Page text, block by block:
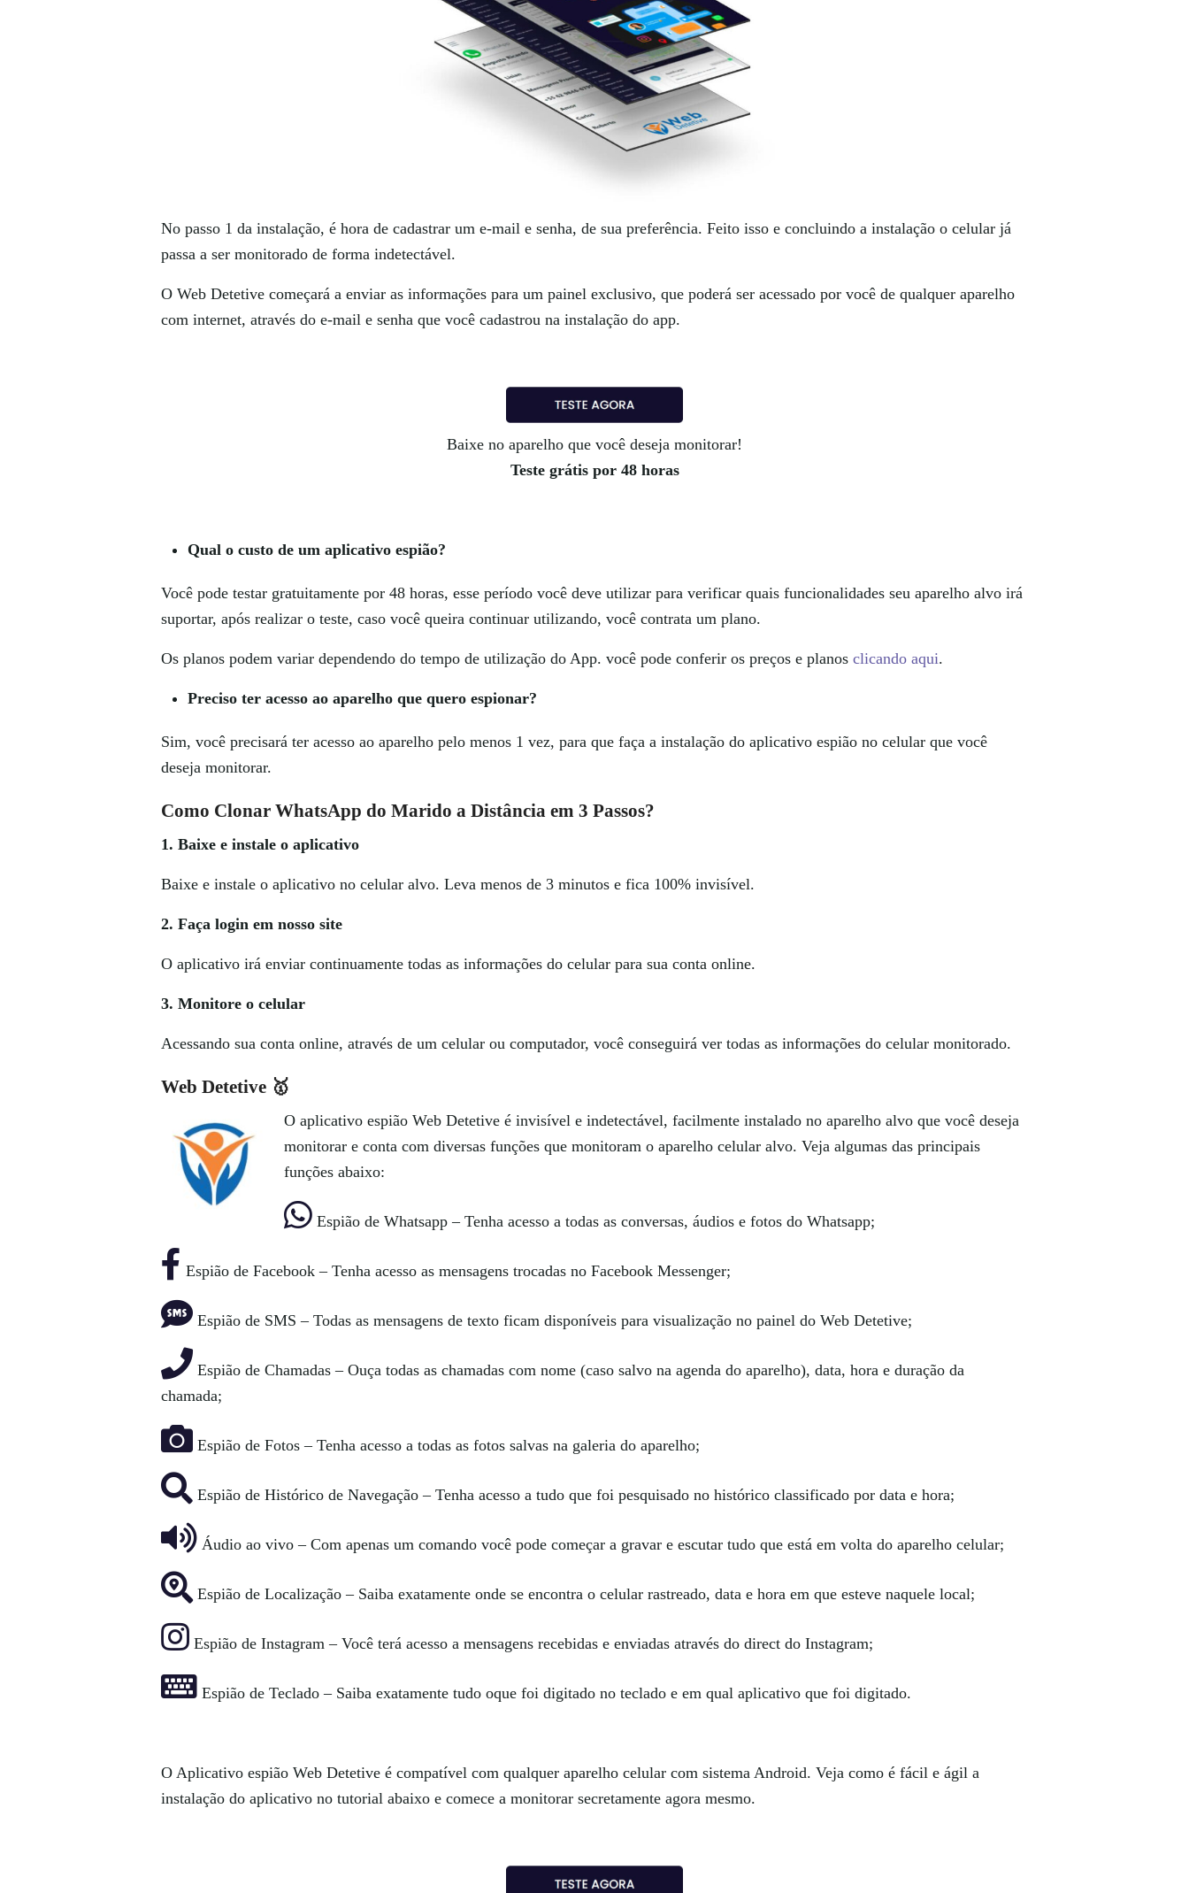
No passo 1 da instalação, é hora de cadastrar um e-mail e senha, de sua preferência. Feito isso e concluindo a instalação o celular já
passa a ser monitorado de forma indetectável.
O Web Detetive começará a enviar as informações para um painel exclusivo, que poderá ser acessado por você de qualquer aparelho
com internet, através do e-mail e senha que você cadastrou na instalação do app.
Baixe no aparelho que você deseja monitorar!
Teste grátis por 48 horas
Qual o custo de um aplicativo espião?
Você pode testar gratuitamente por 48 horas, esse período você deve utilizar para verificar quais funcionalidades seu aparelho alvo irá
suportar, após realizar o teste, caso você queira continuar utilizando, você contrata um plano.
Os planos podem variar dependendo do tempo de utilização do App. você pode conferir os preços e planos clicando aqui.
Preciso ter acesso ao aparelho que quero espionar?
Sim, você precisará ter acesso ao aparelho pelo menos 1 vez, para que faça a instalação do aplicativo espião no celular que você
deseja monitorar.
Como Clonar WhatsApp do Marido a Distância em 3 Passos?
1. Baixe e instale o aplicativo
Baixe e instale o aplicativo no celular alvo. Leva menos de 3 minutos e fica 100% invisível.
2. Faça login em nosso site
O aplicativo irá enviar continuamente todas as informações do celular para sua conta online.
3. Monitore o celular
Acessando sua conta online, através de um celular ou computador, você conseguirá ver todas as informações do celular monitorado.
Web Detetive 🥇
O aplicativo espião Web Detetive é invisível e indetectável, facilmente instalado no aparelho alvo que você deseja
monitorar e conta com diversas funções que monitoram o aparelho celular alvo. Veja algumas das principais
funções abaixo:
Espião de Whatsapp – Tenha acesso a todas as conversas, áudios e fotos do Whatsapp;
Espião de Facebook – Tenha acesso as mensagens trocadas no Facebook Messenger;
Espião de SMS – Todas as mensagens de texto ficam disponíveis para visualização no painel do Web Detetive;
Espião de Chamadas – Ouça todas as chamadas com nome (caso salvo na agenda do aparelho), data, hora e duração da
chamada;
Espião de Fotos – Tenha acesso a todas as fotos salvas na galeria do aparelho;
Espião de Histórico de Navegação – Tenha acesso a tudo que foi pesquisado no histórico classificado por data e hora;
Áudio ao vivo – Com apenas um comando você pode começar a gravar e escutar tudo que está em volta do aparelho celular;
Espião de Localização – Saiba exatamente onde se encontra o celular rastreado, data e hora em que esteve naquele local;
Espião de Instagram – Você terá acesso a mensagens recebidas e enviadas através do direct do Instagram;
Espião de Teclado – Saiba exatamente tudo oque foi digitado no teclado e em qual aplicativo que foi digitado.
O Aplicativo espião Web Detetive é compatível com qualquer aparelho celular com sistema Android. Veja como é fácil e ágil a
instalação do aplicativo no tutorial abaixo e comece a monitorar secretamente agora mesmo.